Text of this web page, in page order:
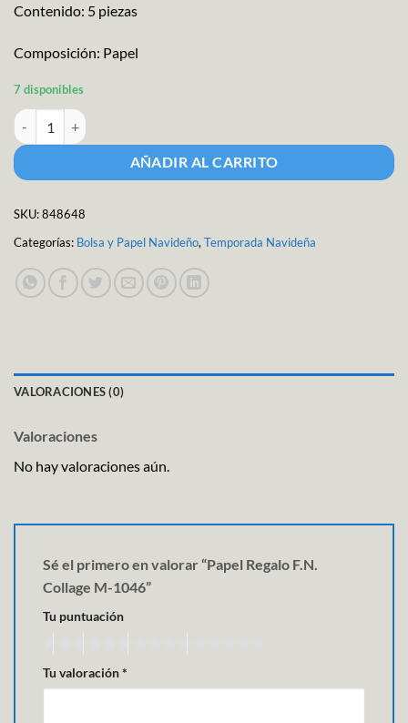
Contenido: 5 piezas
Composición: Papel
7 disponibles
Papel Regalo F.N. Collage M-1046 cantidad
AÑADIR AL CARRITO
SKU:848648
Categorías: Bolsa y Papel Navideño, Temporada Navideña
VALORACIONES (0)
Valoraciones
No hay valoraciones aún.
Sé el primero en valorar “Papel Regalo F.N.
Collage M-1046”
Tu puntuación
Tu valoración*